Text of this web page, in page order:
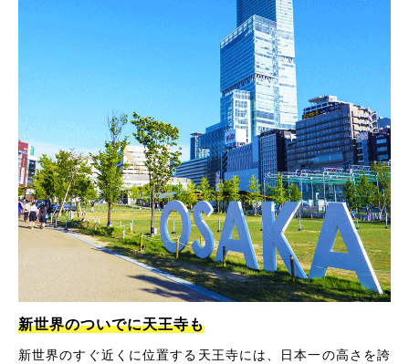
新世界のついでに天王寺も
新世界のすぐ近くに位置する天王寺には、日本一の高さを誇